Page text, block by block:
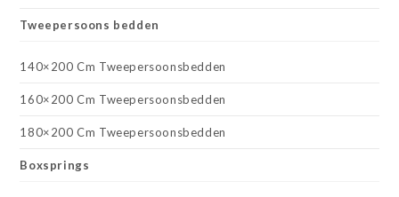
Tweepersoons bedden
140×200 Cm Tweepersoonsbedden
160×200 Cm Tweepersoonsbedden
180×200 Cm Tweepersoonsbedden
Boxsprings